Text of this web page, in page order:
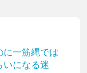
に一筋縄では
いになる迷